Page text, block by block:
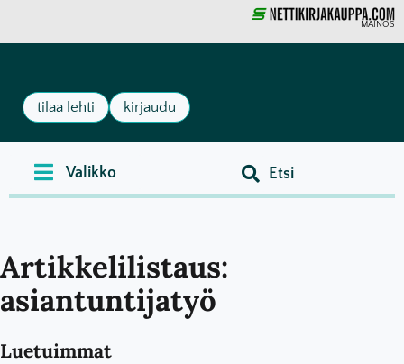
MAINOS
tilaa lehti kirjaudu
Artikkelilistaus:
asiantuntijatyö
Luetuimmat